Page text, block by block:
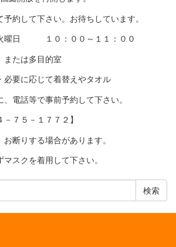
約して下さい。お待ちしています。
日 １０：００～１１：００
は多目的室
に応じて着替えやタオル
電話等で事前予約して下さい。
５－１７７２】
断りする場合があります。
スクを着用して下さい。